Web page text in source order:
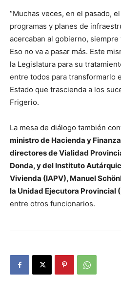
“Muchas veces, en el pasado,
programas y planes de
acercaban al gobierno,
Eso no va a pasar más. Este
la Legislatura para su
entre todos para transformarlo
Estado que trascienda a los
Frigerio.
La mesa de diálogo también
ministro de Hacienda y
directores de Vialidad
Donda, y del Instituto
Vivienda (IAPV), Manuel
la Unidad Ejecutora Provincial
entre otros funcionarios.